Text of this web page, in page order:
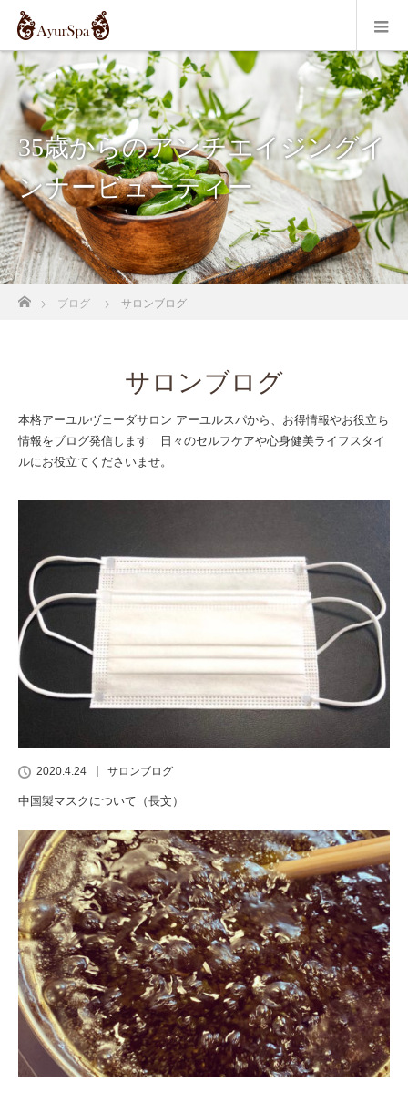
35歳からのアンチエイジングイ
ンナービューティー
ブログ サロンブログ
サロンブログ
本格アーユルヴェーダサロン アーユルスパから、お得情報やお役立ち
情報をブログ発信します 日々のセルフケアや心身健美ライフスタイ
ルにお役立てくださいませ。
2020.4.24 サロンブログ
中国製マスクについて（長文）